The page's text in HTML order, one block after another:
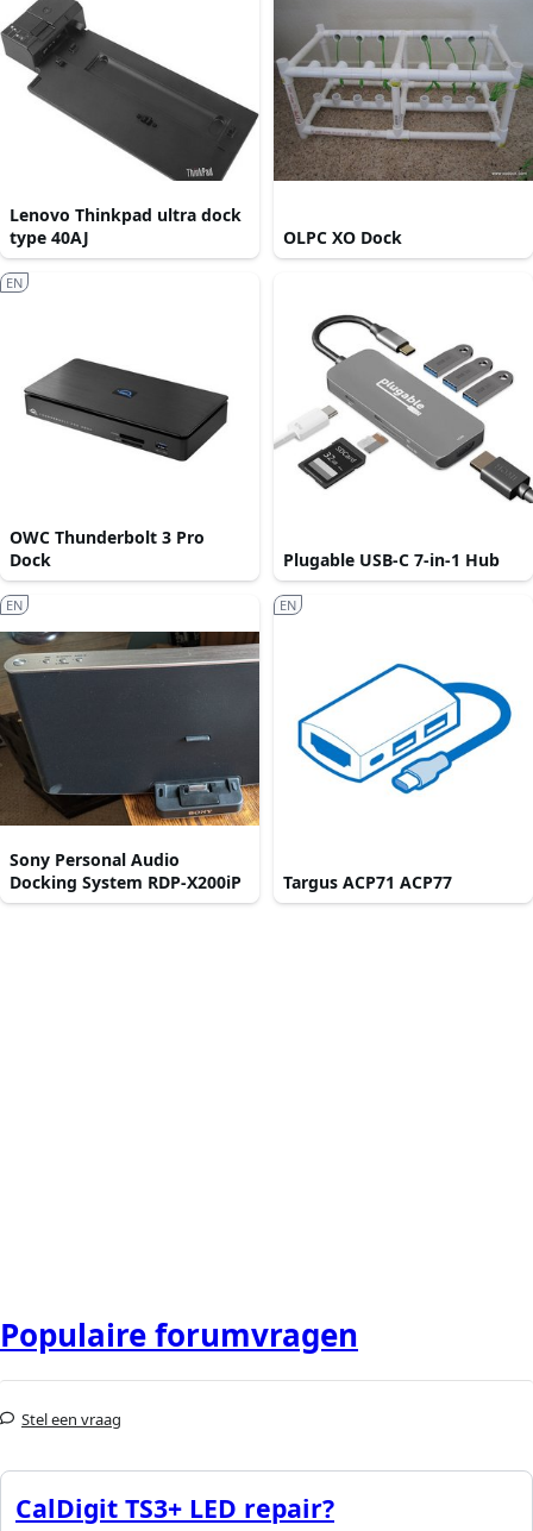
Lenovo Thinkpad ultra dock
type 40AJ
OLPC XO Dock
OWC Thunderbolt 3 Pro
Dock
EN
Plugable USB-C 7-in-1 Hub
Sony Personal Audio
Docking System RDP-X200iP
EN
Targus ACP71 ACP77
EN
Populaire forumvragen
Stel een vraag
CalDigit TS3+ LED repair?